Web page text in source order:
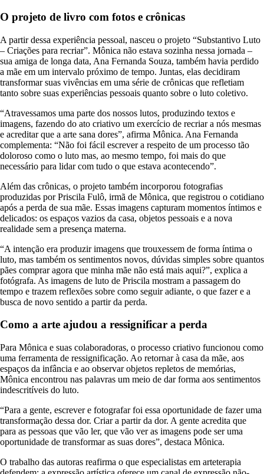
O projeto de livro com fotos e crônicas
A partir dessa experiência pessoal, nasceu o projeto “Substantivo Luto
– Criações para recriar”. Mônica não estava sozinha nessa jornada –
sua amiga de longa data, Ana Fernanda Souza, também havia perdido
a mãe em um intervalo próximo de tempo. Juntas, elas decidiram
transformar suas vivências em uma série de crônicas que refletiam
tanto sobre suas experiências pessoais quanto sobre o luto coletivo.
“Atravessamos uma parte dos nossos lutos, produzindo textos e
imagens, fazendo do ato criativo um exercício de recriar a nós mesmas
e acreditar que a arte sana dores”, afirma Mônica. Ana Fernanda
complementa: “Não foi fácil escrever a respeito de um processo tão
doloroso como o luto mas, ao mesmo tempo, foi mais do que
necessário para lidar com tudo o que estava acontecendo”.
Além das crônicas, o projeto também incorporou fotografias
produzidas por Priscila Fulô, irmã de Mônica, que registrou o cotidiano
após a perda de sua mãe. Essas imagens capturam momentos íntimos e
delicados: os espaços vazios da casa, objetos pessoais e a nova
realidade sem a presença materna.
“A intenção era produzir imagens que trouxessem de forma íntima o
luto, mas também os sentimentos novos, dúvidas simples sobre quantos
pães comprar agora que minha mãe não está mais aqui?”, explica a
fotógrafa. As imagens de luto de Priscila mostram a passagem do
tempo e trazem reflexões sobre como seguir adiante, o que fazer e a
busca de novo sentido a partir da perda.
Como a arte ajudou a ressignificar a perda
Para Mônica e suas colaboradoras, o processo criativo funcionou como
uma ferramenta de ressignificação. Ao retornar à casa da mãe, aos
espaços da infância e ao observar objetos repletos de memórias,
Mônica encontrou nas palavras um meio de dar forma aos sentimentos
indescritíveis do luto.
“Para a gente, escrever e fotografar foi essa oportunidade de fazer uma
transformação dessa dor. Criar a partir da dor. A gente acredita que
para as pessoas que vão ler, que vão ver as imagens pode ser uma
oportunidade de transformar as suas dores”, destaca Mônica.
O trabalho das autoras reafirma o que especialistas em arteterapia